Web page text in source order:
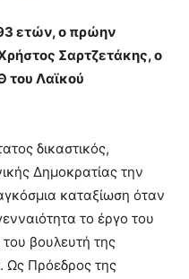
ετών, ο πρώην
Σαρτζετάκης, ο
του Λαϊκού
δικαστικός,
Δημοκρατίας την
καταξίωση όταν
το έργο του
βουλευτή της
Ως Πρόεδρος της